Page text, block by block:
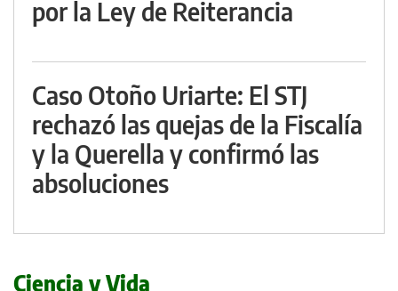
por la Ley de Reiterancia
Caso Otoño Uriarte: El STJ
rechazó las quejas de la Fiscalía
y la Querella y confirmó las
absoluciones
Ciencia y Vida